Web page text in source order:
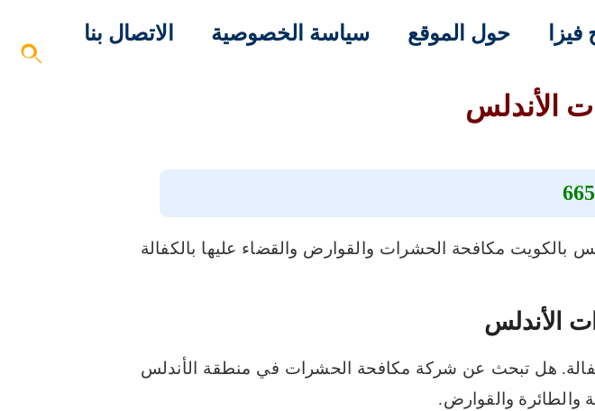
حول الموقع سياسة الخصوصية الاتصال بنا
الأندلس
مكافحة الحشرات والقوارض والقضاء عليها بالكفالة
الأندلس
هل تبحث عن شركة مكافحة الحشرات في منطقة الأندلس
والطائرة والقوارض.